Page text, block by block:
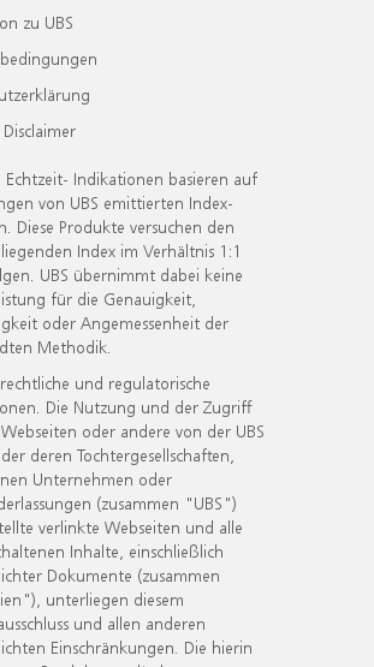
zu UBS
Echtzeit- Indikationen basieren auf
von UBS emittierten Index-
Diese Produkte versuchen den
Index im Verhältnis 1:1
UBS übernimmt dabei keine
für die Genauigkeit,
oder Angemessenheit der
Methodik.
und regulatorische
Die Nutzung und der Zugriff
oder andere von der UBS
deren Tochtergesellschaften,
Unternehmen oder
(zusammen "UBS")
verlinkte Webseiten und alle
Inhalte, einschließlich
Dokumente (zusammen
unterliegen diesem
und allen anderen
Einschränkungen. Die hierin